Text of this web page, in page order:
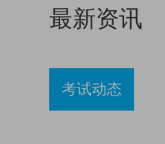
下的受力性能理论和
研究工作，有多年的
考试方向总结出自己
最新资讯
考试动态